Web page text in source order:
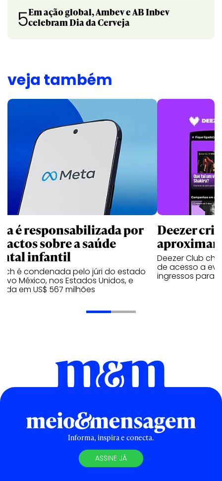
5Em ação global, Ambev e AB Inbev
celebram Dia da Cerveja
veja também
é responsabilizada por
sobre a saúde
infantil
é condenada pelo júri do estado
México, nos Estados Unidos, e
em US$ 567 milhões
Deezer
aproximar
Deezer Club
de acesso a
ingressos para
Informa, inspira e conecta.
ASSINE JÁ